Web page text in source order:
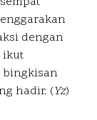
dengan
ikut
bingkisan
hadir. (Yz)